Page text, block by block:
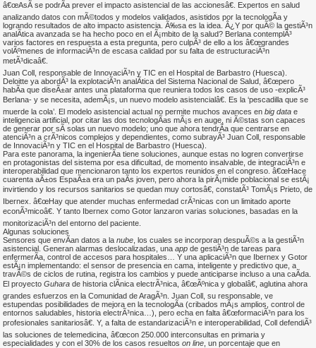
â€œAsÃ­ se podrÃ­a prever el impacto asistencial de las accionesâ€. Expertos en salud
analizando datos con mÃ©todos y modelos validados, asistidos por la tecnologÃ­a y
logrando resultados de alto impacto asistencia. Ã‰sa es la idea. Â¿Y por quÃ© la gestiÃ³n
analÃ­tica avanzada se ha hecho poco en el Ã¡mbito de la salud? Berlana contemplÃ³
varios factores en respuesta a esta pregunta, pero culpÃ³ de ello a los â€œgrandes
volÃºmenes de informaciÃ³n de escasa calidad por su falta de estructuraciÃ³n
metÃ³dicaâ€.
Juan Coll, responsable de InnovaciÃ³n y TIC en el Hospital de Barbastro (Huesca).
Deloitte ya abordÃ³ la explotaciÃ³n analÃ­tica del Sistema Nacional de Salud, â€œpero
habÃ­a que diseÃ±ar antes una plataforma que reuniera todos los casos de uso -explicÃ³
Berlana- y se necesita, ademÃ¡s, un nuevo modelo asistencialâ€. Es la ‘pescadilla que se
muerde la cola’. El modelo asistencial actual no permite muchos avances en big data e
inteligencia artificial, por citar las dos tecnologÃ­as mÃ¡s en auge, ni Ã©stas son capaces
de generar por sÃ­ solas un nuevo modelo; uno que ahora tendrÃ­a que centrarse en
atenciÃ³n a crÃ³nicos complejos y dependientes, como subrayÃ³ Juan Coll, responsable
de InnovaciÃ³n y TIC en el Hospital de Barbastro (Huesca).
Para este panorama, la ingenierÃ­a tiene soluciones, aunque estas no logren convertirse
en protagonistas del sistema por esa dificultad, de momento insalvable, de integraciÃ³n e
interoperabilidad que mencionaron tanto los expertos reunidos en el congreso. â€œHace
cuarenta aÃ±os EspaÃ±a era un paÃ­s joven, pero ahora la pirÃ¡mide poblacional se estÃ¡
invirtiendo y los recursos sanitarios se quedan muy cortosâ€, constatÃ³ TomÃ¡s Prieto, de
Ibernex. â€œHay que atender muchas enfermedad crÃ³nicas con un limitado aporte
econÃ³micoâ€. Y tanto Ibernex como Gotor lanzaron varias soluciones, basadas en la
monitorizaciÃ³n del entorno del paciente.
Algunas soluciones
Sensores que envÃ­an datos a la nube , los cuales se incorporan despuÃ©s a la gestiÃ³n
asistencial. Generan alarmas deslocalizadas, una app de gestiÃ³n de tareas para
enfermerÃ­a, control de accesos para hospitales… Y una aplicaciÃ³n que Ibernex y Gotor
estÃ¡n implementando: el sensor de presencia en cama, inteligente y predictivo que, a
travÃ©s de ciclos de rutina, registra los cambios y puede anticiparse incluso a una caÃ­da.
El proyecto Guhara de historia clÃ­nica electrÃ³nica, â€œÃºnica y globalâ€, aglutina ahora
grandes esfuerzos en la Comunidad de AragÃ³n. Juan Coll, su responsable, ve
estupendas posibilidades de mejora en la tecnologÃ­a (cribados mÃ¡s amplios, control de
entornos saludables, historia electrÃ³nica…), pero echa en falta â€œformaciÃ³n para los
profesionales sanitariosâ€. Y, a falta de estandarizaciÃ³n e interoperabilidad, Coll defendiÃ³
las soluciones de telemedicina, â€œcon 250.000 interconsultas en primaria y
especialidades y con el 30% de los casos resueltos on line , un porcentaje que en